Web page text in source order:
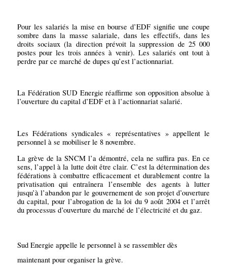
Pour les salariés la mise en bourse d’EDF signifie une coupe
sombre dans la masse salariale, dans les effectifs, dans les
droits sociaux (la direction prévoit la suppression de 25 000
postes pour les trois années à venir). Les salariés ont tout à
perdre par ce marché de dupes qu’est l’actionnariat.
La Fédération SUD Energie réaffirme son opposition absolue à
l’ouverture du capital d’EDF et à l’actionnariat salarié.
Les Fédérations syndicales « représentatives » appellent le
personnel à se mobiliser le 8 novembre.
La grève de la SNCM l’a démontré, cela ne suffira pas. En ce
sens, l’appel à la lutte doit être clair. C’est la détermination des
fédérations à combattre efficacement et durablement contre la
privatisation qui entraînera l’ensemble des agents à lutter
jusqu’à l’abandon par le gouvernement de son projet d’ouverture
du capital, pour l’abrogation de la loi du 9 août 2004 et l’arrêt
du processus d’ouverture du marché de l’électricité et du gaz.
Sud Energie appelle le personnel à se rassembler dès
maintenant pour organiser la grève.